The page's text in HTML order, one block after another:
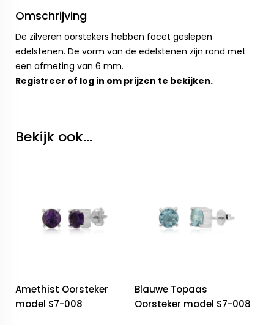
Omschrijving
De zilveren oorstekers hebben facet geslepen
edelstenen. De vorm van de edelstenen zijn rond met
een afmeting van 6 mm.
Registreer of log in om prijzen te bekijken.
Bekijk ook...
Amethist Oorsteker
model S7-008
Blauwe Topaas
Oorsteker model S7-008